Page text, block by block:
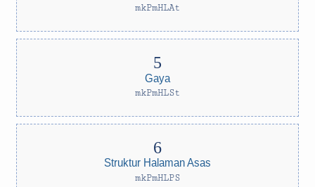
mkPmHLAt
Gaya
mkPmHLSt
Struktur Halaman Asas
mkPmHLPS